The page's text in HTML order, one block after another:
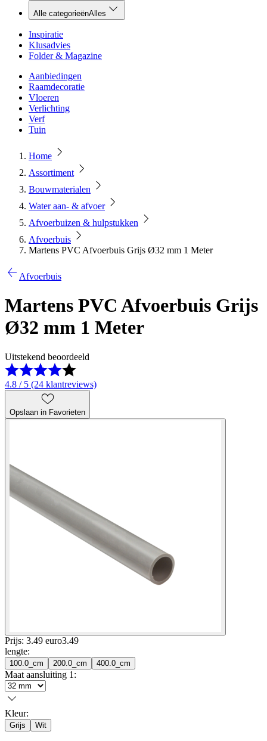
Alle categorieënAlles
Inspiratie
Klusadvies
Folder & Magazine
Aanbiedingen
Raamdecoratie
Vloeren
Verlichting
Verf
Tuin
Home
Assortiment
Bouwmaterialen
Water aan- & afvoer
Afvoerbuizen & hulpstukken
Afvoerbuis
Martens PVC Afvoerbuis Grijs Ø32 mm 1 Meter
Afvoerbuis
Martens PVC Afvoerbuis Grijs
Ø32 mm 1 Meter
Uitstekend beoordeeld
4.8 / 5 (24 klantreviews)
Opslaan in Favorieten
Prijs: 3.49 euro3.49
lengte:
100.0_cm 200.0_cm 400.0_cm
Maat aansluiting 1 :
Kleur:
Grijs Wit